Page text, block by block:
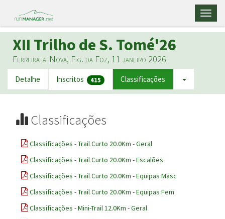
XII Trilho de S. Tomé'26
Ferreira-a-Nova, Fig. da Foz, 11 janeiro 2026
Detalhe Inscritos 415 Classificações
Classificações
Classificações - Trail Curto 20.0Km - Geral
Classificações - Trail Curto 20.0Km - Escalões
Classificações - Trail Curto 20.0Km - Equipas Masc
Classificações - Trail Curto 20.0Km - Equipas Fem
Classificações - Mini-Trail 12.0Km - Geral